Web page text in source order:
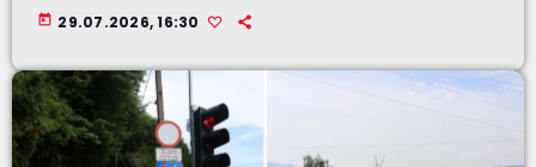
today 29.07.2026, 16:30